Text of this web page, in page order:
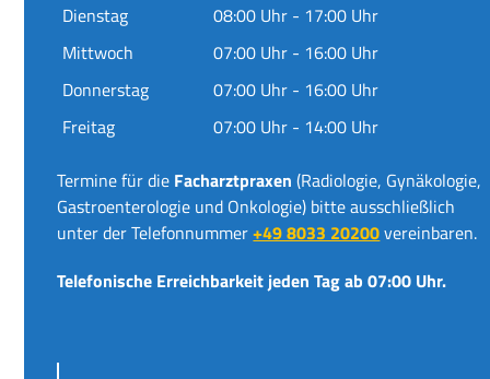
Dienstag
08:00 Uhr - 17:00 Uhr
Mittwoch
07:00 Uhr - 16:00 Uhr
Donnerstag
07:00 Uhr - 16:00 Uhr
Freitag
07:00 Uhr - 14:00 Uhr
Termine für die Facharztpraxen (Radiologie, Gynäkologie,
Gastroenterologie und Onkologie) bitte ausschließlich
unter der Telefonnummer+49 8033 20200vereinbaren.
Telefonische Erreichbarkeit jeden Tag ab 07:00 Uhr.